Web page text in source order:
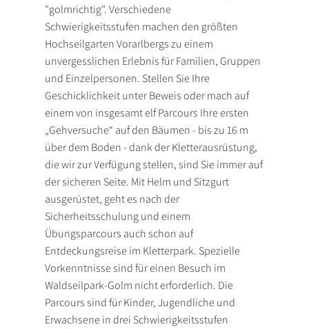
"golmrichtig". Verschiedene
Schwierigkeitsstufen machen den größten
Hochseilgarten Vorarlbergs zu einem
unvergesslichen Erlebnis für Familien, Gruppen
und Einzelpersonen. Stellen Sie Ihre
Geschicklichkeit unter Beweis oder mach auf
einem von insgesamt elf Parcours Ihre ersten
„Gehversuche“ auf den Bäumen - bis zu 16 m
über dem Boden - dank der Kletterausrüstung,
die wir zur Verfügung stellen, sind Sie immer auf
der sicheren Seite. Mit Helm und Sitzgurt
ausgerüstet, geht es nach der
Sicherheitsschulung und einem
Übungsparcours auch schon auf
Entdeckungsreise im Kletterpark. Spezielle
Vorkenntnisse sind für einen Besuch im
Waldseilpark-Golm nicht erforderlich. Die
Parcours sind für Kinder, Jugendliche und
Erwachsene in drei Schwierigkeitsstufen